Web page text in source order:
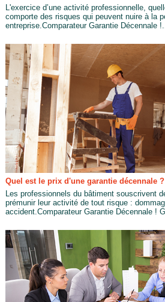
L'exercice d’une activité professionnelle,
comporte des risques qui peuvent nuire à la
entreprise.Comparateur Garantie Décennale !...
Quel est le prix d'une garantie décennale
Les professionnels du bâtiment souscrivent
prémunir leur activité de tout risque :
accident.Comparateur Garantie Décennale !